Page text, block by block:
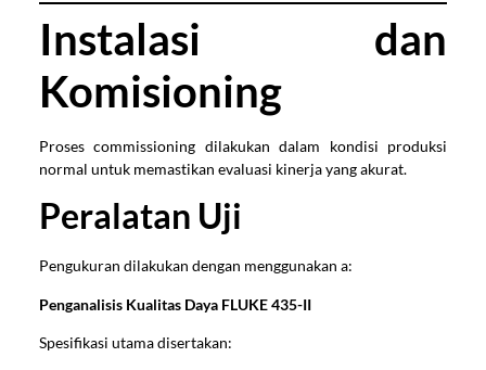
Instalasi dan
Komisioning
Proses commissioning dilakukan dalam kondisi produksi
normal untuk memastikan evaluasi kinerja yang akurat.
Peralatan Uji
Pengukuran dilakukan dengan menggunakan a:
Penganalisis Kualitas Daya FLUKE 435-II
Spesifikasi utama disertakan: